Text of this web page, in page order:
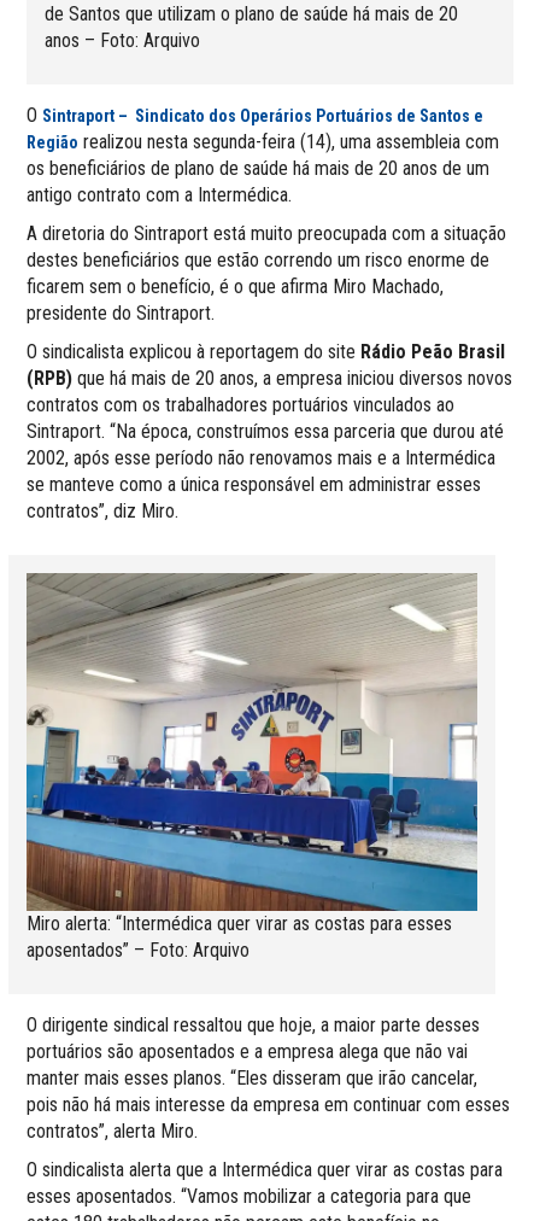
de Santos que utilizam o plano de saúde há mais de 20
anos – Foto: Arquivo
O Sintraport – Sindicato dos Operários Portuários de Santos e
Região realizou nesta segunda-feira (14), uma assembleia com
os beneficiários de plano de saúde há mais de 20 anos de um
antigo contrato com a Intermédica.
A diretoria do Sintraport está muito preocupada com a situação
destes beneficiários que estão correndo um risco enorme de
ficarem sem o benefício, é o que afirma Miro Machado,
presidente do Sintraport.
O sindicalista explicou à reportagem do site Rádio Peão Brasil
(RPB) que há mais de 20 anos, a empresa iniciou diversos novos
contratos com os trabalhadores portuários vinculados ao
Sintraport. “Na época, construímos essa parceria que durou até
2002, após esse período não renovamos mais e a Intermédica
se manteve como a única responsável em administrar esses
contratos”, diz Miro.
Miro alerta: “Intermédica quer virar as costas para esses
aposentados” – Foto: Arquivo
O dirigente sindical ressaltou que hoje, a maior parte desses
portuários são aposentados e a empresa alega que não vai
manter mais esses planos. “Eles disseram que irão cancelar,
pois não há mais interesse da empresa em continuar com esses
contratos”, alerta Miro.
O sindicalista alerta que a Intermédica quer virar as costas para
esses aposentados. “Vamos mobilizar a categoria para que